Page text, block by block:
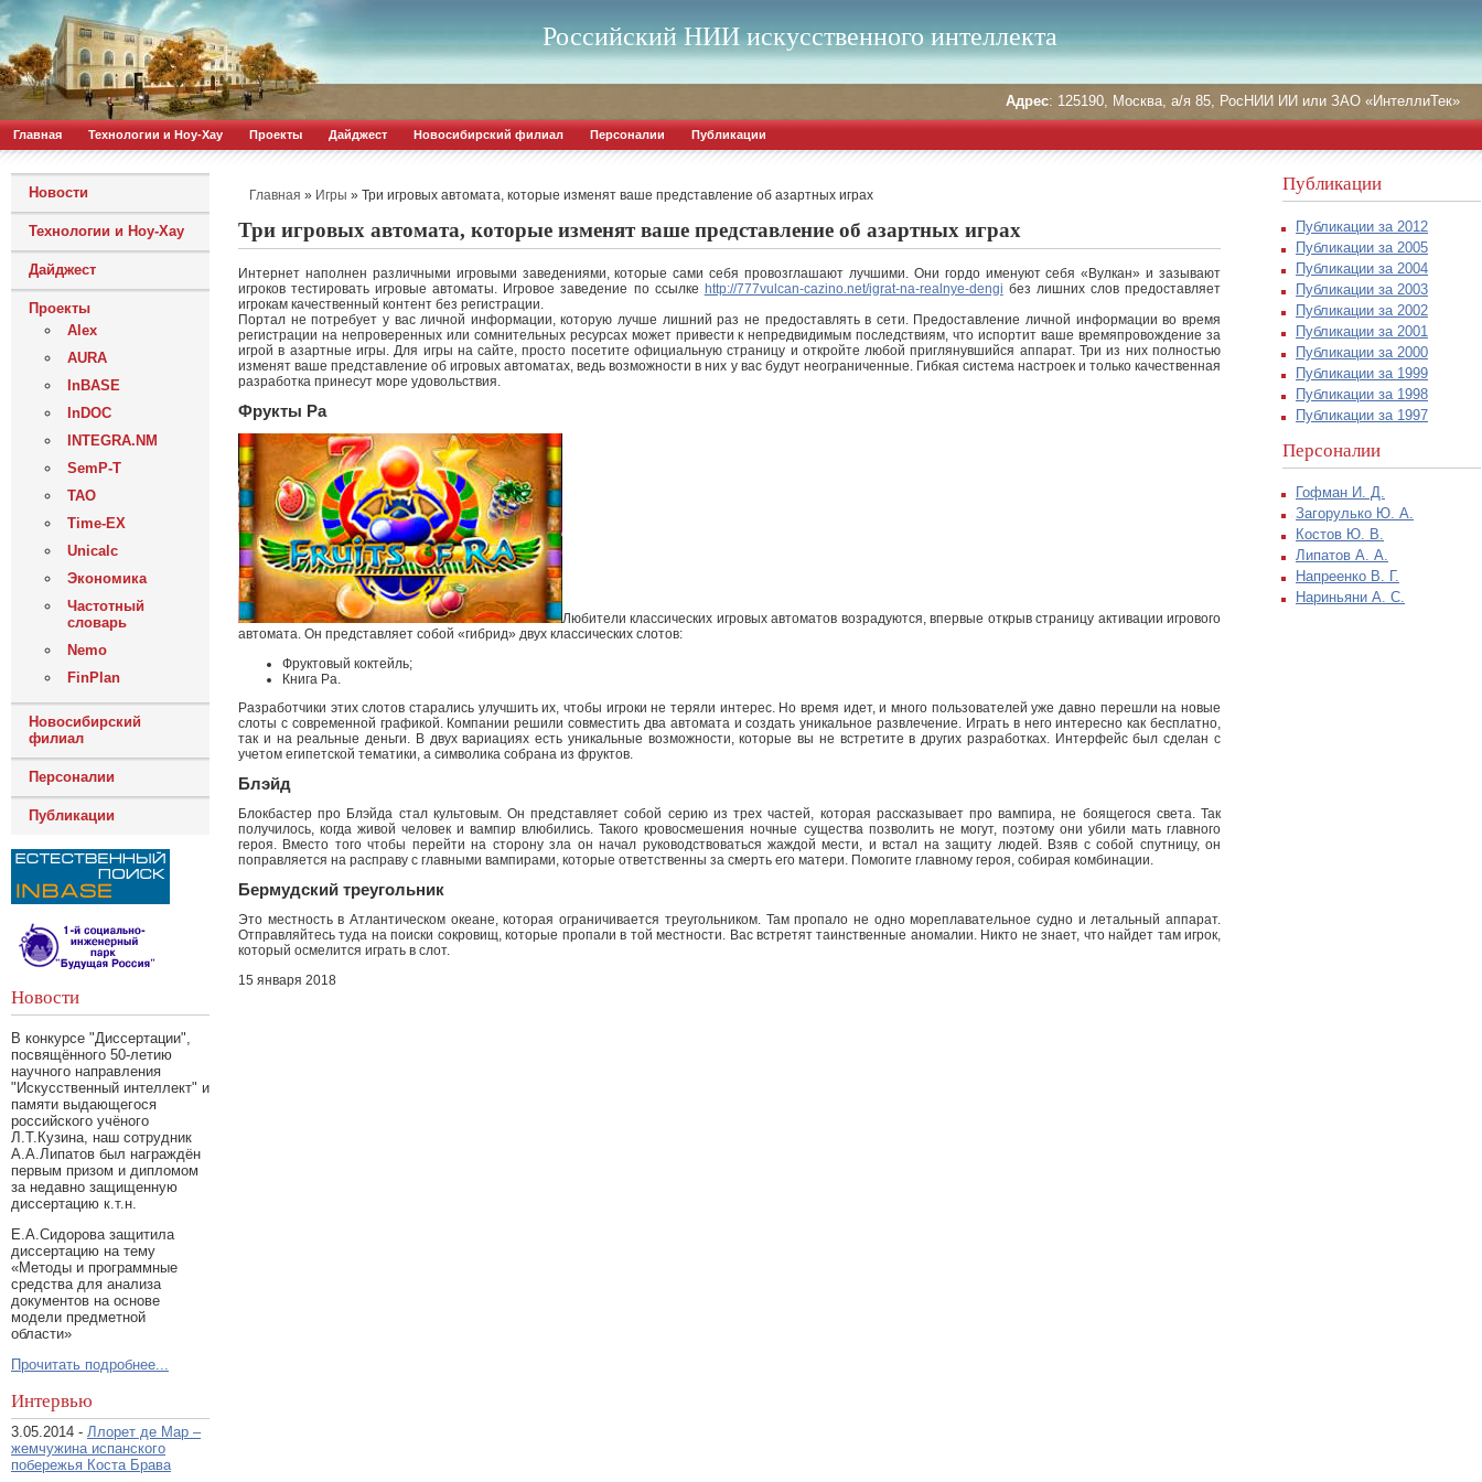
Российский НИИ искусственного интеллекта
Адрес: 125190, Москва, а/я 85, РосНИИ ИИ или ЗАО «ИнтеллиТек»
Главная Технологии и Ноу-Хау Проекты Дайджест Новосибирский филиал Персоналии Публикации
Новости
Технологии и Ноу-Хау
Дайджест
Проекты
Alex
AURA
InBASE
InDOC
INTEGRA.NM
SemP-T
ТАО
Time-EX
Unicalc
Экономика
Частотный
словарь
Nemo
FinPlan
Новосибирский
филиал
Персоналии
Публикации
Новости
В конкурсе "Диссертации",
посвящённого 50-летию
научного направления
"Искусственный интеллект" и
памяти выдающегося
российского учёного
Л.Т.Кузина, наш сотрудник
А.А.Липатов был награждён
первым призом и дипломом
за недавно защищенную
диссертацию к.т.н.
Е.А.Сидорова защитила
диссертацию на тему
«Методы и программные
средства для анализа
документов на основе
модели предметной
области»
Прочитать подробнее...
Интервью
3.05.2014 - Ллорет де Мар –
жемчужина испанского
побережья Коста Брава
Главная » Игры » Три игровых автомата, которые изменят ваше представление об азартных играх
Три игровых автомата, которые изменят ваше представление об азартных играх
Интернет наполнен различными игровыми заведениями, которые сами себя провозглашают лучшими. Они гордо именуют себя «Вулкан» и зазывают
игроков тестировать игровые автоматы. Игровое заведение по ссылке http://777vulcan-cazino.net/igrat-na-realnye-dengi без лишних слов предоставляет
игрокам качественный контент без регистрации.
Портал не потребует у вас личной информации, которую лучше лишний раз не предоставлять в сети. Предоставление личной информации во время
регистрации на непроверенных или сомнительных ресурсах может привести к непредвидимым последствиям, что испортит ваше времяпровождение за
игрой в азартные игры. Для игры на сайте, просто посетите официальную страницу и откройте любой приглянувшийся аппарат. Три из них полностью
изменят ваше представление об игровых автоматах, ведь возможности в них у вас будут неограниченные. Гибкая система настроек и только качественная
разработка принесут море удовольствия.
Фрукты Ра
Любители классических игровых автоматов возрадуются, впервые открыв страницу активации игрового
автомата. Он представляет собой «гибрид» двух классических слотов:
Фруктовый коктейль;
Книга Ра.
Разработчики этих слотов старались улучшить их, чтобы игроки не теряли интерес. Но время идет, и много пользователей уже давно перешли на новые
слоты с современной графикой. Компании решили совместить два автомата и создать уникальное развлечение. Играть в него интересно как бесплатно,
так и на реальные деньги. В двух вариациях есть уникальные возможности, которые вы не встретите в других разработках. Интерфейс был сделан с
учетом египетской тематики, а символика собрана из фруктов.
Блэйд
Блокбастер про Блэйда стал культовым. Он представляет собой серию из трех частей, которая рассказывает про вампира, не боящегося света. Так
получилось, когда живой человек и вампир влюбились. Такого кровосмешения ночные существа позволить не могут, поэтому они убили мать главного
героя. Вместо того чтобы перейти на сторону зла он начал руководствоваться жаждой мести, и встал на защиту людей. Взяв с собой спутницу, он
поправляется на расправу с главными вампирами, которые ответственны за смерть его матери. Помогите главному героя, собирая комбинации.
Бермудский треугольник
Это местность в Атлантическом океане, которая ограничивается треугольником. Там пропало не одно мореплавательное судно и летальный аппарат.
Отправляйтесь туда на поиски сокровищ, которые пропали в той местности. Вас встретят таинственные аномалии. Никто не знает, что найдет там игрок,
который осмелится играть в слот.
15 января 2018
Публикации
Публикации за 2012
Публикации за 2005
Публикации за 2004
Публикации за 2003
Публикации за 2002
Публикации за 2001
Публикации за 2000
Публикации за 1999
Публикации за 1998
Публикации за 1997
Персоналии
Гофман И. Д.
Загорулько Ю. А.
Костов Ю. В.
Липатов А. А.
Напреенко В. Г.
Нариньяни А. С.